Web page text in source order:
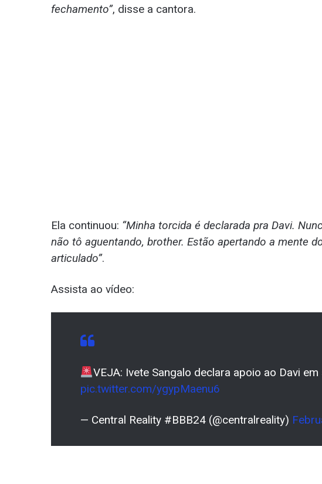
fechamento”, disse a cantora.
Ela continuou: “Minha torcida é declarada pra Davi.
não tô aguentando, brother. Estão apertando a mente
articulado”.
Assista ao vídeo:
VEJA: Ivete Sangalo declara apoio ao Davi
pic.twitter.com/ygypMaenu6
— Central Reality #BBB24 (@centralreality)